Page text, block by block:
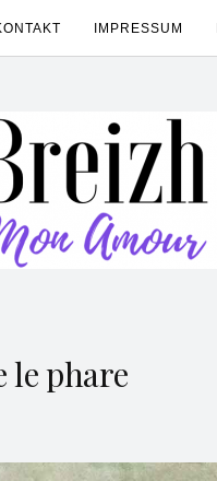
IMPRESSUM
le phare